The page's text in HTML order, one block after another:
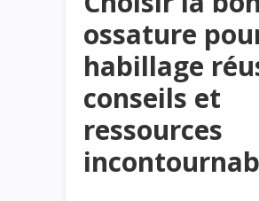
ossature
habillage
conseils et
ressources